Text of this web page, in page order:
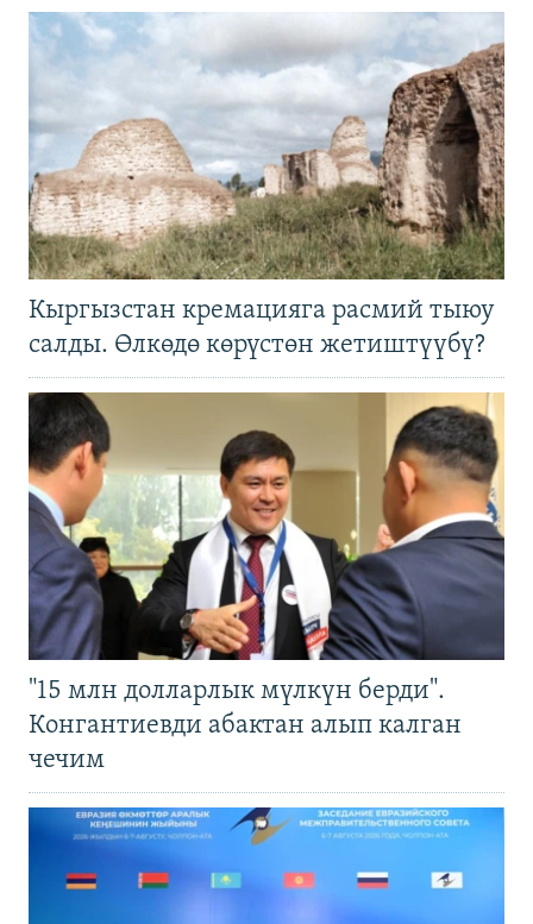
Кыргызстан кремацияга расмий тыюу
салды. Өлкөдө көрүстөн жетиштүүбү?
"15 млн долларлык мүлкүн берди".
Конгантиевди абактан алып калган
чечим